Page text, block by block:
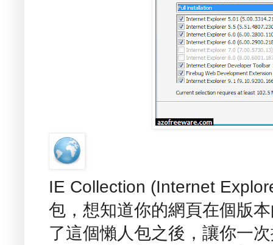
IE Collection (Internet
包，想知道你的網頁在個版
了這個懶人包之後，讓你一